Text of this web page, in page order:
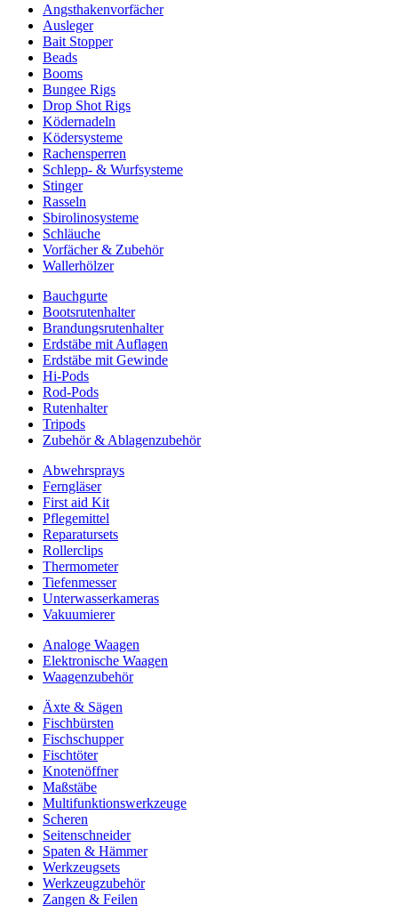
Angsthakenvorfächer
Ausleger
Bait Stopper
Beads
Booms
Bungee Rigs
Drop Shot Rigs
Ködernadeln
Ködersysteme
Rachensperren
Schlepp- & Wurfsysteme
Stinger
Rasseln
Sbirolinosysteme
Schläuche
Vorfächer & Zubehör
Wallerhölzer
Bauchgurte
Bootsrutenhalter
Brandungsrutenhalter
Erdstäbe mit Auflagen
Erdstäbe mit Gewinde
Hi-Pods
Rod-Pods
Rutenhalter
Tripods
Zubehör & Ablagenzubehör
Abwehrsprays
Ferngläser
First aid Kit
Pflegemittel
Reparatursets
Rollerclips
Thermometer
Tiefenmesser
Unterwasserkameras
Vakuumierer
Analoge Waagen
Elektronische Waagen
Waagenzubehör
Äxte & Sägen
Fischbürsten
Fischschupper
Fischtöter
Knotenöffner
Maßstäbe
Multifunktionswerkzeuge
Scheren
Seitenschneider
Spaten & Hämmer
Werkzeugsets
Werkzeugzubehör
Zangen & Feilen